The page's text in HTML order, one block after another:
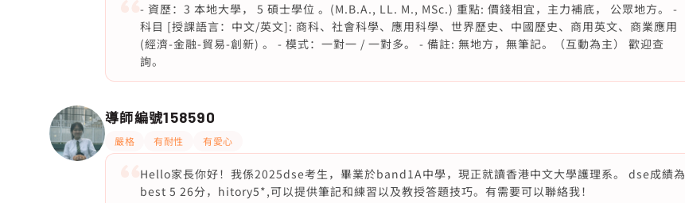
- 資歷：3 本地大學， 5 碩士學位 。(M.B.A., LL. M., MSc.) 重點: 價錢相宜，主力補底， 公眾地方。 -
科目 [授課語言：中文/英文]: 商科、社會科學、應用科學、世界歷史、中國歷史、商用英文、商業應用
(經濟-金融-貿易-創新) 。 - 模式：一對一 / 一對多。 - 備註: 無地方，無筆記。（互動為主） 歡迎查
詢。
導師編號158590
嚴格 有耐性 有愛心
Hello家長你好！我係2025dse考生，畢業於band1A中學，現正就讀香港中文大學護理系。 dse成績為
best 5 26分，hitory5*,可以提供筆記和練習以及教授答題技巧。有需要可以聯絡我！